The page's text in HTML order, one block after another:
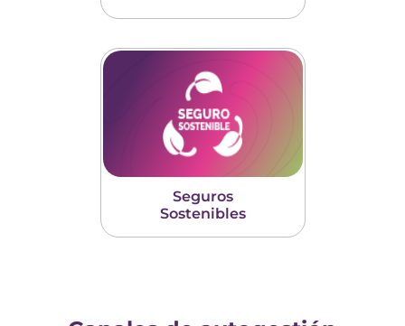
Seguros
Sostenibles